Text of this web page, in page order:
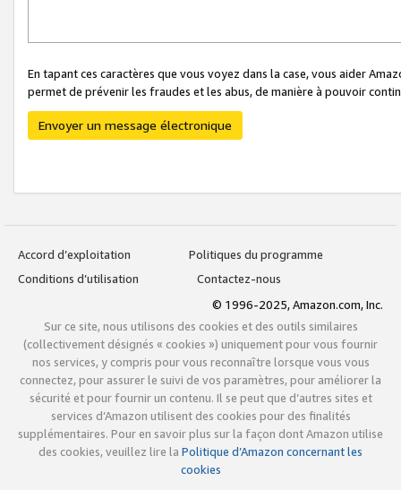
En tapant ces caractères que vous voyez dans la case, vous aider
permet de prévenir les fraudes et les abus, de manière à pouvoir
Envoyer un message électronique
Accord d’exploitation
Politiques du programme
Conditions d’utilisation
Contactez-nous
© 1996-2025, Amazon.com, Inc.
Sur ce site, nous utilisons des cookies et des outils similaires
(collectivement désignés « cookies ») uniquement pour vous fournir
nos services, y compris pour vous reconnaître lorsque vous vous
connectez, pour assurer le suivi de vos paramètres, pour améliorer la
sécurité et pour fournir un contenu. Il se peut que d’autres sites et
services d’Amazon utilisent des cookies pour des finalités
supplémentaires. Pour en savoir plus sur la façon dont Amazon utilise
des cookies, veuillez lire la Politique d’Amazon concernant les
cookies